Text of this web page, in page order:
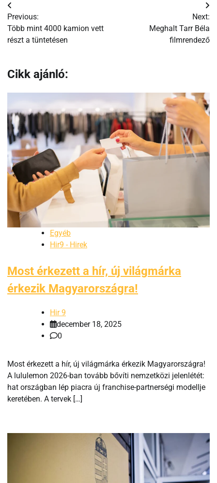
Bejegyzés
navigáció
Previous:
Több mint 4000 kamion vett
részt a tüntetésen
Next:
Meghalt Tarr Béla
filmrendező
Cikk ajánló:
Egyéb
Hir9 - Hirek
Most érkezett a hír, új világmárka
érkezik Magyarországra!
Hir 9
december 18, 2025
0
Most érkezett a hír, új világmárka érkezik Magyarországra!
A lululemon 2026-ban tovább bővíti nemzetközi jelenlétét:
hat országban lép piacra új franchise-partnerségi modellje
keretében. A tervek […]